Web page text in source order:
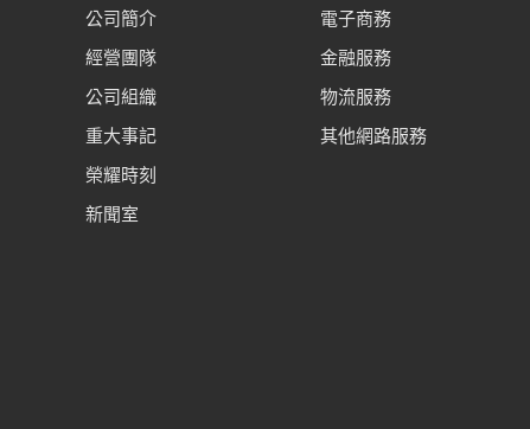
公司簡介
經營團隊
公司組織
重大事記
榮耀時刻
新聞室
電子商務
金融服務
物流服務
其他網路服務